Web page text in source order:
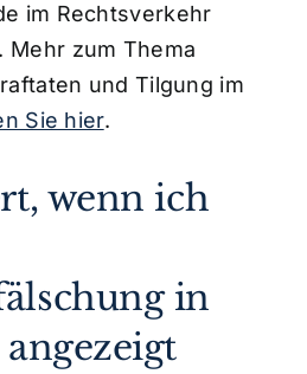
im Rechtsverkehr
zum Thema
und Tilgung im
Sie hier.
wenn ich
in